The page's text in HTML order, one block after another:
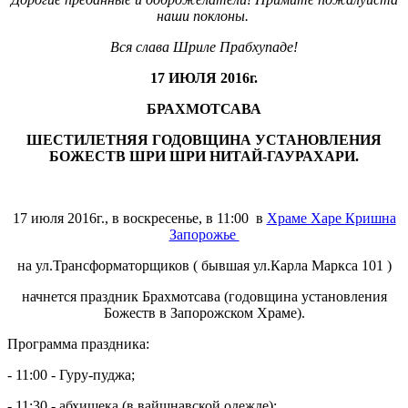
наши поклоны.
Вся слава Шриле Прабхупаде!
17 ИЮЛЯ 2016г.
БРАХМОТСАВА
ШЕСТИЛЕТНЯЯ ГОДОВЩИНА УСТАНОВЛЕНИЯ
БОЖЕСТВ ШРИ ШРИ НИТАЙ-ГАУРАХАРИ.
17 июля 2016г., в воскресенье, в 11:00 в Храме Харе Кришна
Запорожье
на ул.Трансформаторщиков ( бывшая ул.Карла Маркса 101 )
начнется праздник Брахмотсава (годовщина установления
Божеств в Запорожском Храме).
Программа праздника:
- 11:00 - Гуру-пуджа;